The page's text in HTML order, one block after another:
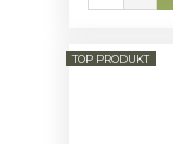
TOP PRODUKT